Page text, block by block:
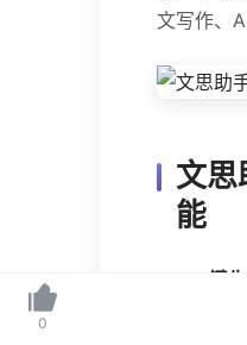
0
文写作、
文思
能
一键
生成